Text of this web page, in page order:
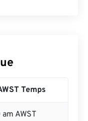
Temps
AWST